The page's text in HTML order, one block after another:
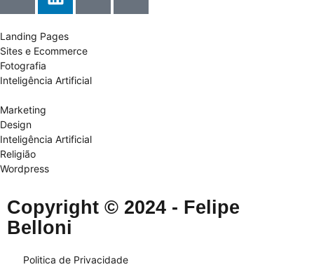
Landing Pages
Sites e Ecommerce
Fotografia
Inteligência Artificial
Marketing
Design
Inteligência Artificial
Religião
Wordpress
Copyright © 2024 - Felipe
Belloni
Politica de Privacidade